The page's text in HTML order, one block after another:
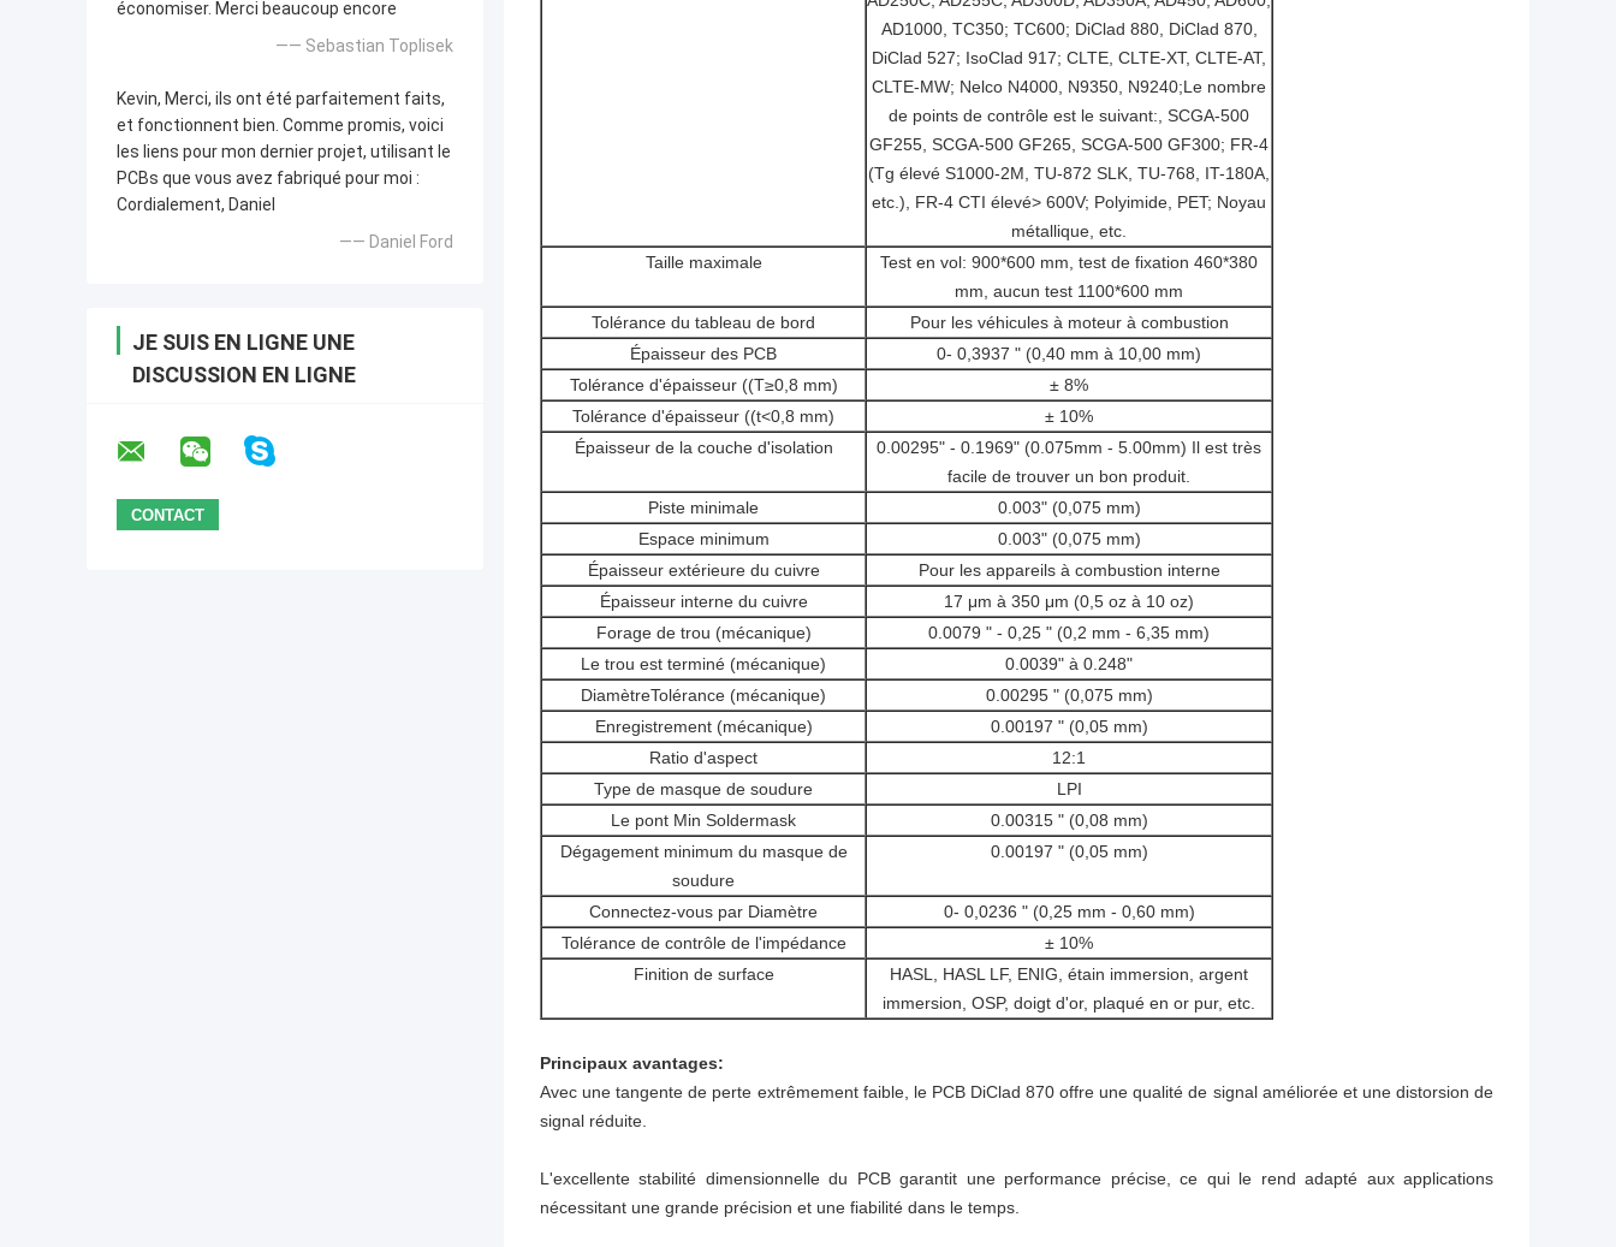
économiser. Merci beaucoup encore
—— Sebastian Toplisek
Kevin, Merci, ils ont été parfaitement faits,
et fonctionnent bien. Comme promis, voici
les liens pour mon dernier projet, utilisant le
PCBs que vous avez fabriqué pour moi :
Cordialement, Daniel
—— Daniel Ford
JE SUIS EN LIGNE UNE
DISCUSSION EN LIGNE
AD1000, TC350; TC600; DiClad 880, DiClad 870,
DiClad 527; IsoClad 917; CLTE, CLTE-XT, CLTE-AT,
CLTE-MW; Nelco N4000, N9350, N9240;Le nombre
de points de contrôle est le suivant:, SCGA-500
GF255, SCGA-500 GF265, SCGA-500 GF300; FR-4
(Tg élevé S1000-2M, TU-872 SLK, TU-768, IT-180A,
etc.), FR-4 CTI élevé> 600V; Polyimide, PET; Noyau
métallique, etc.
Taille maximale
Test en vol: 900*600 mm, test de fixation 460*380
mm, aucun test 1100*600 mm
Tolérance du tableau de bord
Pour les véhicules à moteur à combustion
Épaisseur des PCB
0- 0,3937 " (0,40 mm à 10,00 mm)
Tolérance d'épaisseur ((T≥0,8 mm)
± 8%
Tolérance d'épaisseur ((t<0,8 mm)
± 10%
Épaisseur de la couche d'isolation
0.00295" - 0.1969" (0.075mm - 5.00mm) Il est très
facile de trouver un bon produit.
Piste minimale
0.003" (0,075 mm)
Espace minimum
0.003" (0,075 mm)
Épaisseur extérieure du cuivre
Pour les appareils à combustion interne
Épaisseur interne du cuivre
17 μm à 350 μm (0,5 oz à 10 oz)
Forage de trou (mécanique)
0.0079 " - 0,25 " (0,2 mm - 6,35 mm)
Le trou est terminé (mécanique)
0.0039" à 0.248"
DiamètreTolérance (mécanique)
0.00295 " (0,075 mm)
Enregistrement (mécanique)
0.00197 " (0,05 mm)
Ratio d'aspect
12:1
Type de masque de soudure
LPI
Le pont Min Soldermask
0.00315 " (0,08 mm)
Dégagement minimum du masque de
soudure
0.00197 " (0,05 mm)
Connectez-vous par Diamètre
0- 0,0236 " (0,25 mm - 0,60 mm)
Tolérance de contrôle de l'impédance
± 10%
Finition de surface
HASL, HASL LF, ENIG, étain immersion, argent
immersion, OSP, doigt d'or, plaqué en or pur, etc.
Principaux avantages:
Avec une tangente de perte extrêmement faible, le PCB DiClad 870 offre une qualité de signal améliorée et une distorsion de
signal réduite.
L'excellente stabilité dimensionnelle du PCB garantit une performance précise, ce qui le rend adapté aux applications
nécessitant une grande précision et une fiabilité dans le temps.